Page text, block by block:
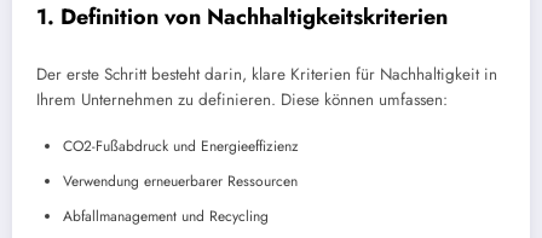
1. Definition von Nachhaltigkeitskriterien
Der erste Schritt besteht darin, klare Kriterien für Nachhaltigkeit in
Ihrem Unternehmen zu definieren. Diese können umfassen:
CO2-Fußabdruck und Energieeffizienz
Verwendung erneuerbarer Ressourcen
Abfallmanagement und Recycling